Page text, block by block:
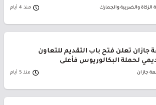
الزكاة والضريبة والجمارك منذ 4 أيام
جازان تعلن فتح باب التقديم للتعاون
لحملة البكالوريوس فأعلى
جازان منذ 5 أيام